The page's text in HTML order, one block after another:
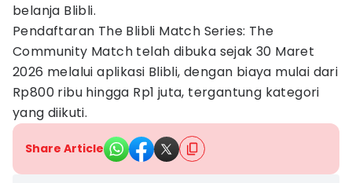
belanja Blibli.
Pendaftaran The Blibli Match Series: The
Community Match telah dibuka sejak 30 Maret
2026 melalui aplikasi Blibli, dengan biaya mulai dari
Rp800 ribu hingga Rp1 juta, tergantung kategori
yang diikuti.
Share Article